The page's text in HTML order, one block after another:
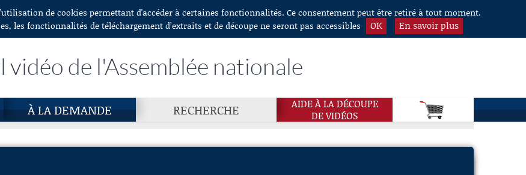
de cookies permettant d'accéder à certaines fonctionnalités. Ce consentement peut être retiré à tout moment.
les fonctionnalités de téléchargement d’extraits et de découpe ne seront pas accessibles
OK En savoir plus
vidéo de l'Assemblée nationale
À LA DEMANDE RECHERCHE
AIDE À LA DÉCOUPE
DE VIDÉOS